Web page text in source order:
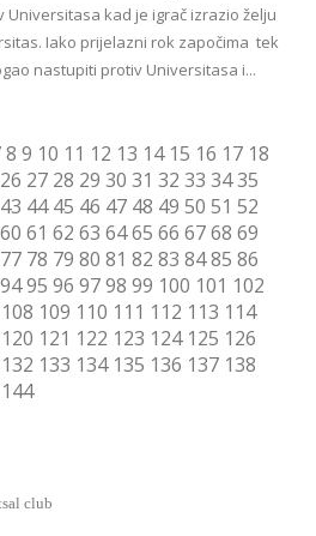
kad je igrač izrazio želju
Iako prijelazni rok započima tek
nastupiti protiv Universitasa i...
8 9 10 11 12 13 14 15 16 17 18
26 27 28 29 30 31 32 33 3435
43 44 45 46 47 48 49 50 51 52
60 61 62 63 6465 66 6768 69
77 78 79 80 81 82 83 8485 86
9495 96 9798 99 100 101 102
108 109 110 111 112 113 114
120 121 122 123 124 125 126
132 133 134 135 136 137 138
144
club